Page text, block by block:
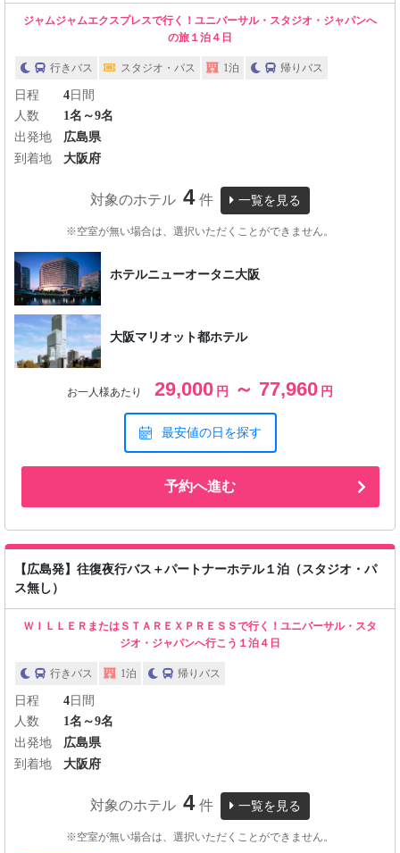
ジャムジャムエクスプレスで行く！ユニバーサル・スタジオ・ジャパンへ
の旅１泊４日
行きバス スタジオ・パス 1泊 帰りバス
日程 4日間
人数
1名～9名
出発地
広島県
到着地
大阪府
対象のホテル 4 件 一覧を見る
※空室が無い場合は、選択いただくことができません。
ホテルニューオータニ大阪
大阪マリオット都ホテル
お一人様あたり 29,000 円 ～ 77,960 円
最安値の日を探す
予約へ進む
【広島発】往復夜行バス＋パートナーホテル１泊（スタジオ・パ
ス無し）
ＷＩＬＬＥＲまたはＳＴＡＲＥＸＰＲＥＳＳで行く！ユニバーサル・スタ
ジオ・ジャパンへ行こう１泊４日
行きバス 1泊 帰りバス
日程 4日間
人数
1名～9名
出発地
広島県
到着地
大阪府
対象のホテル 4 件 一覧を見る
※空室が無い場合は、選択いただくことができません。